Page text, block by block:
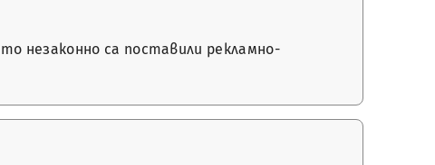
незаконно са поставили рекламно-